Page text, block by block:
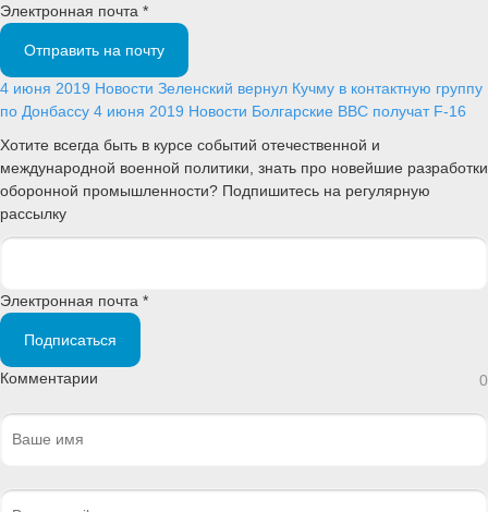
Электронная почта *
Отправить на почту
4 июня 2019 Новости Зеленский вернул Кучму в контактную группу
по Донбассу 4 июня 2019 Новости Болгарские ВВС получат F-16
Хотите всегда быть в курсе событий отечественной и
международной военной политики, знать про новейшие разработки
оборонной промышленности? Подпишитесь на регулярную
рассылку
Электронная почта *
Подписаться
Комментарии 0